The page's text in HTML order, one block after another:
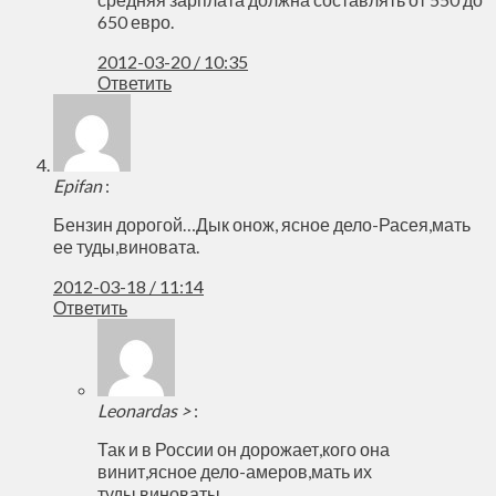
650 евро.
2012-03-20 / 10:35
Ответить
Epifan :
Бензин дорогой…Дык онож, ясное дело-Расея,мать
ее туды,виновата.
2012-03-18 / 11:14
Ответить
Leonardas > :
Так и в России он дорожает,кого она
винит,ясное дело-амеров,мать их